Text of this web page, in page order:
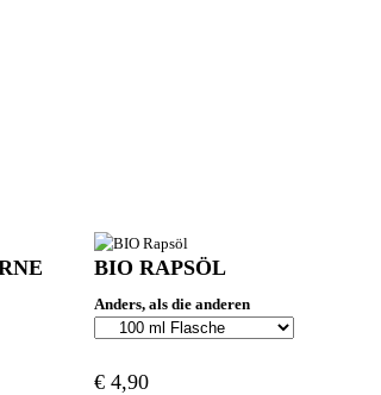
BIO RAPSÖL
Anders, als die anderen
€ 4,90